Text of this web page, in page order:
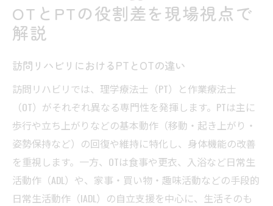
OTとPTの役割差を現場視点で
解説
訪問リハビリにおけるPTとOTの違い
訪問リハビリでは、理学療法士（PT）と作業療法士
（OT）がそれぞれ異なる専門性を発揮します。PTは主に
歩行や立ち上がりなどの基本動作（移動・起き上がり・
姿勢保持など）の回復や維持に特化し、身体機能の改善
を重視します。一方、OTは食事や更衣、入浴など日常生
活動作（ADL）や、家事・買い物・趣味活動などの手段的
日常生活動作（IADL）の自立支援を中心に、生活そのも